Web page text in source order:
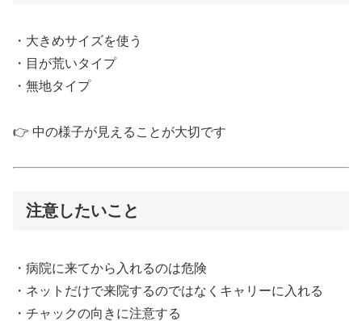
・大きめサイズを使う
・目が荒いタイプ
・無地タイプ
👉 中の様子が見えることが大切です
注意したいこと
・病院に来てから入れるのは危険
・ネットだけで来院するのではなくキャリーに入れる
・チャックの向きに注意する